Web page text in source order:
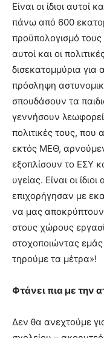
Είναι οι ίδιοι αυτοί
πάνω από 600
προϋπολογισμό τους
αυτοί και οι
δισεκατομμύρια
πρόσληψη
σπουδάσουν τα
γεννήσουν
πολιτικές τους,
εκτός ΜΕΘ,
εξοπλίσουν το ΕΣΥ
υγείας. Είναι οι
επιχορήγησαν με
να μας αποκρύπτουν
στους χώρους
στοχοποιώντας εμάς
τηρούμε τα μέτρα»!
Φτάνει πια με την
Δεν θα ανεχτούμε